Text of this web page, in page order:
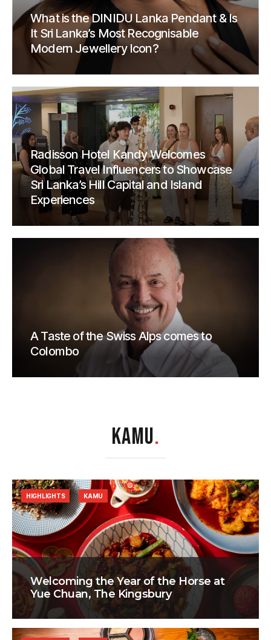
What is the DINIDU Lanka Pendant & Is
It Sri Lanka’s Most Recognisable
Modern Jewellery Icon?
Radisson Hotel Kandy Welcomes
Global Travel Influencers to Showcase
Sri Lanka’s Hill Capital and Island
Experiences
A Taste of the Swiss Alps comes to
Colombo
KAMU.
Welcoming the Year of the Horse at
Yue Chuan, The Kingsbury
HIGHLIGHTS KAMU